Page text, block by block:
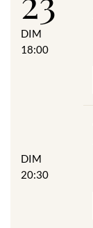
DIM
18:00
DIM
20:30